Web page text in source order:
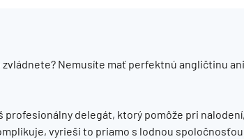
AIDAperla
Nemusíte mať perfektnú angličtinu
profesionálny delegát, ktorý pomôže pri
vyrieši to priamo s lodnou